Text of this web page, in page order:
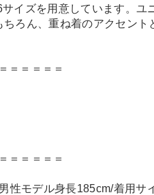
イズを用意しています。ユ
ろん、重ね着のアクセント
＝＝＝＝＝
＝＝＝＝＝
性モデル身長185cm/着用サ